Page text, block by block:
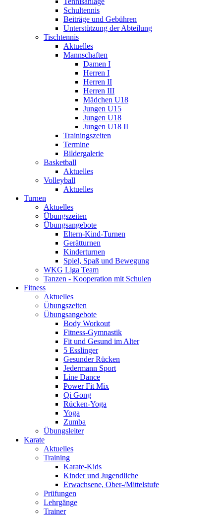
Schultennis
Beiträge und Gebühren
Unterstützung der Abteilung
Tischtennis
Aktuelles
Mannschaften
Damen I
Herren I
Herren II
Herren III
Mädchen U18
Jungen U15
Jungen U18
Jungen U18 II
Trainingszeiten
Termine
Bildergalerie
Basketball
Aktuelles
Volleyball
Aktuelles
Turnen
Aktuelles
Übungszeiten
Übungsangebote
Eltern-Kind-Turnen
Gerätturnen
Kinderturnen
Spiel, Spaß und Bewegung
WKG Liga Team
Tanzen - Kooperation mit Schulen
Fitness
Aktuelles
Übungszeiten
Übungsangebote
Body Workout
Fitness-Gymnastik
Fit und Gesund im Alter
5 Esslinger
Gesunder Rücken
Jedermann Sport
Line Dance
Power Fit Mix
Qi Gong
Rücken-Yoga
Yoga
Zumba
Übungsleiter
Karate
Aktuelles
Training
Karate-Kids
Kinder und Jugendliche
Erwachsene, Ober-/Mittelstufe
Prüfungen
Lehrgänge
Trainer